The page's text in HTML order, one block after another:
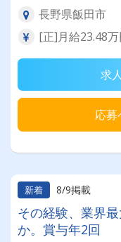
長野県飯田市
[正]月給23.48
求
応募
新着 8/9掲載
その経験、業界
か。賞与年2回